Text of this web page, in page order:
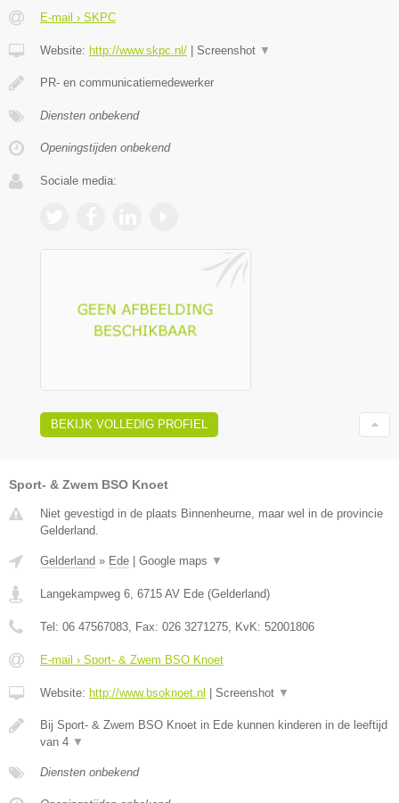
E-mail › SKPC
Website: http://www.skpc.nl/ Screenshot ▼
PR- en communicatiemedewerker
Diensten onbekend
Openingstijden onbekend
Sociale media:
BEKIJK VOLLEDIG PROFIEL
Sport- & Zwem BSO Knoet
Niet gevestigd in de plaats Binnenheurne, maar wel in de provincie
Gelderland.
Gelderland » Ede | Google maps ▼
Langekampweg 6 6715 AV Ede (Gelderland)
Tel: 06 47567083 , Fax: 026 3271275 , KvK: 52001806
E-mail › Sport- & Zwem BSO Knoet
Website: http://www.bsoknoet.nl | Screenshot ▼
Bij Sport- & Zwem BSO Knoet in Ede kunnen kinderen in de leeftijd
van 4 ▼
Diensten onbekend